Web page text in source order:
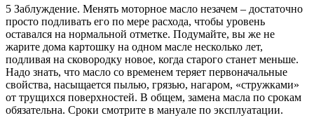
5 Заблуждение. Менять моторное масло незачем – достаточно
просто подливать его по мере расхода, чтобы уровень
оставался на нормальной отметке. Подумайте, вы же не
жарите дома картошку на одном масле несколько лет,
подливая на сковородку новое, когда старого станет меньше.
Надо знать, что масло со временем теряет первоначальные
свойства, насыщается пылью, грязью, нагаром, «стружками»
от трущихся поверхностей. В общем, замена масла по срокам
обязательна. Сроки смотрите в мануале по эксплуатации.